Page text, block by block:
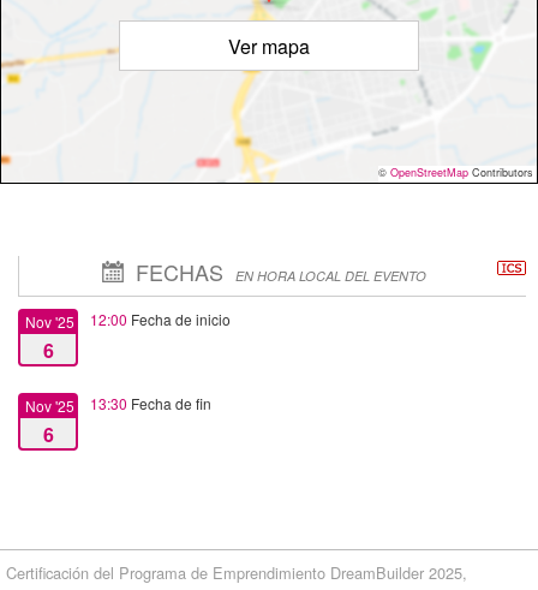
Ver mapa
© OpenStreetMap Contributors
FECHAS EN HORA LOCAL DEL EVENTO
Nov '25
6
12:00 Fecha de inicio
Nov '25
6
13:30 Fecha de fin
Certificación del Programa de Emprendimiento DreamBuilder 2025,